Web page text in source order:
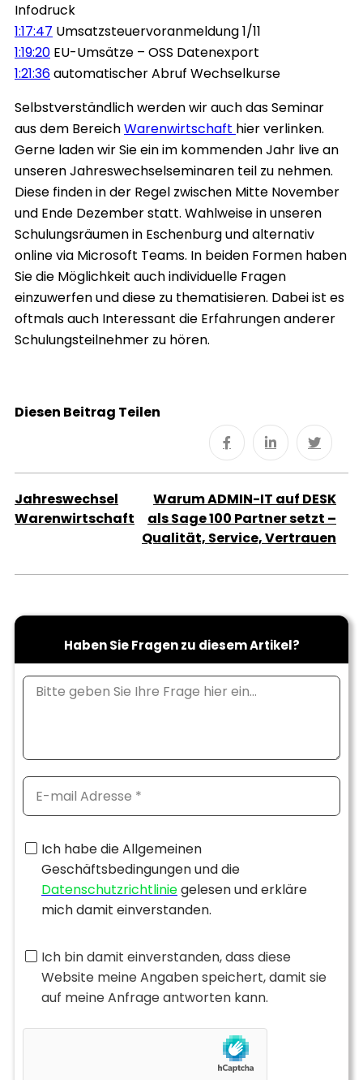
Infodruck
1:17:47 Umsatzsteuervoranmeldung 1/11
1:19:20 EU-Umsätze – OSS Datenexport
1:21:36automatischer Abruf Wechselkurse
Selbstverständlich werden wir auch das Seminar
aus dem BereichWarenwirtschaft hier verlinken.
Gerne laden wir Sie ein im kommenden Jahr live an
unseren Jahreswechselseminaren teil zu nehmen.
Diese finden in der Regel zwischen Mitte November
und Ende Dezember statt. Wahlweise in unseren
Schulungsräumen in Eschenburg und alternativ
online via Microsoft Teams. In beiden Formen haben
Sie die Möglichkeit auch individuelle Fragen
einzuwerfen und diese zu thematisieren. Dabei ist es
oftmals auch Interessant die Erfahrungen anderer
Schulungsteilnehmer zu hören.
Diesen Beitrag Teilen
Jahreswechsel
Warenwirtschaft
Warum ADMIN-IT auf DESK
als Sage 100 Partner setzt –
Qualität, Service, Vertrauen
Haben Sie Fragen zu diesem Artikel?
Ich habe die Allgemeinen
Geschäftsbedingungen und die
Datenschutzrichtliniegelesen und erkläre
mich damit einverstanden.
Ich bin damit einverstanden, dass diese
Website meine Angaben speichert, damit sie
auf meine Anfrage antworten kann.